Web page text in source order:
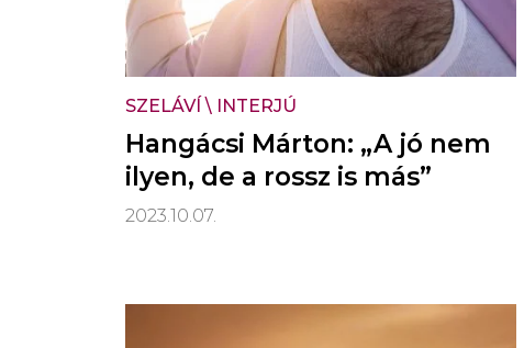
SZELÁVÍ \ INTERJÚ
Hangácsi Márton: „A jó nem
ilyen, de a rossz is más”
2023.10.07.